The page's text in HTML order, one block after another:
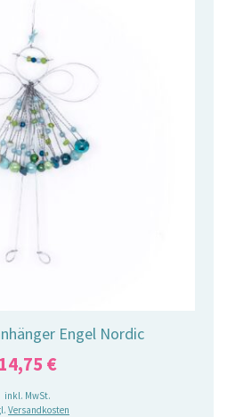
Engel Nordic
14,75 €
inkl. MwSt.
Versandkosten